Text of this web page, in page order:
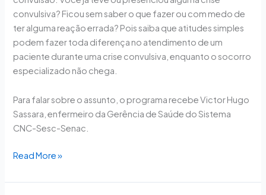
convulsiva? Ficou sem saber o que fazer ou com medo de
ter alguma reação errada? Pois saiba que atitudes simples
podem fazer toda diferença no atendimento de um
paciente durante uma crise convulsiva, enquanto o socorro
especializado não chega.
Para falar sobre o assunto, o programa recebe Victor Hugo
Sassara, enfermeiro da Gerência de Saúde do Sistema
CNC-Sesc-Senac.
Read More »